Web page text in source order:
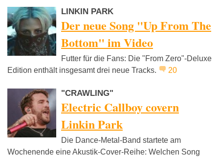
LINKIN PARK
Der neue Song "Up From The
Bottom" im Video
Futter für die Fans: Die "From Zero"-Deluxe
Edition enthält insgesamt drei neue Tracks.
20
"CRAWLING"
Electric Callboy covern
Linkin Park
Die Dance-Metal-Band startete am
Wochenende eine Akustik-Cover-Reihe: Welchen Song